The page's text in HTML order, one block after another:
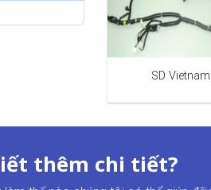
SD
thêm chi tiết?